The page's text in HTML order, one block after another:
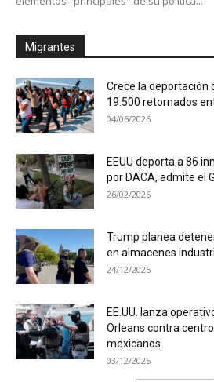
Migrantes
Crece la deportación
19.500 retornados
04/06/2026
EEUU deporta a 86
por DACA, admite el
26/02/2026
Trump planea
en almacenes
24/12/2025
EE.UU. lanza
Orleans contra
mexicanos
03/12/2025